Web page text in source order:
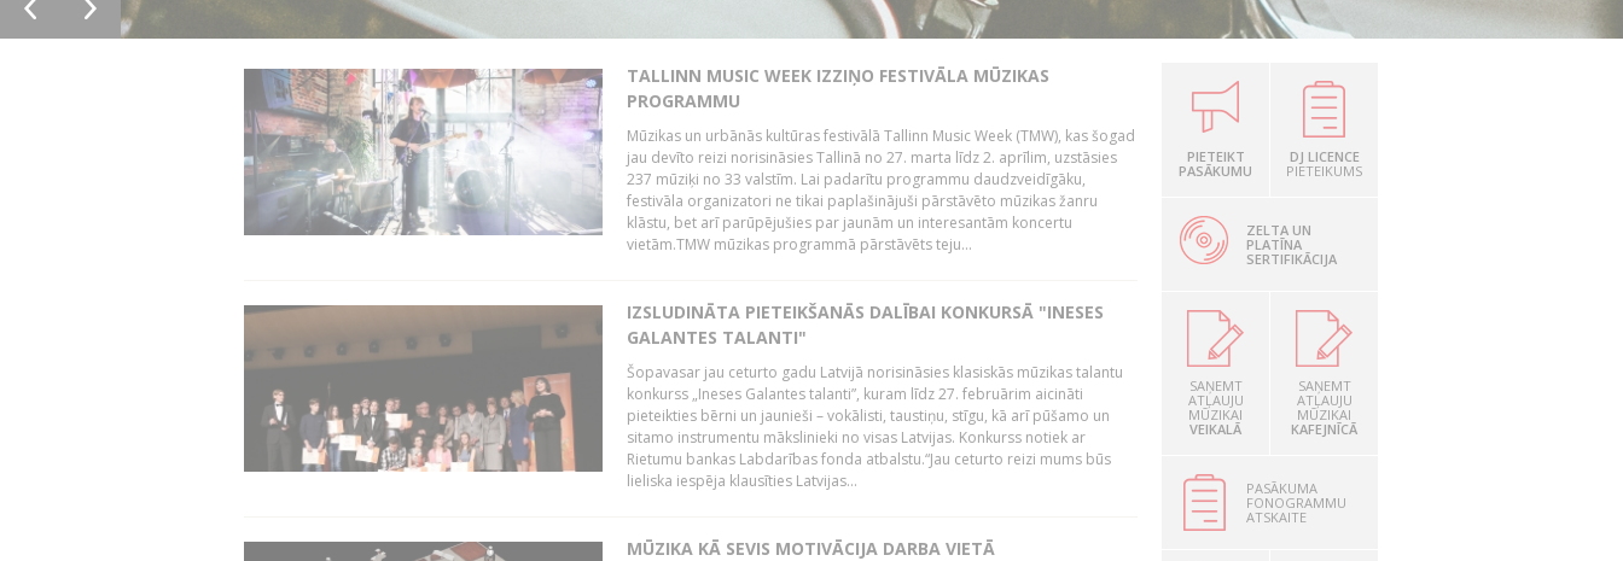
TALLINN MUSIC WEEK IZZIŅO FESTIVĀLA MŪZIKAS
PROGRAMMU
Mūzikas un urbānās kultūras festivālā Tallinn Music Week (TMW), kas šogad
jau devīto reizi norisināsies Tallinā no 27. marta līdz 2. aprīlim, uzstāsies
237 mūziķi no 33 valstīm. Lai padarītu programmu daudzveidīgāku,
festivāla organizatori ne tikai paplašinājuši pārstāvēto mūzikas žanru
klāstu, bet arī parūpējušies par jaunām un interesantām koncertu
vietām.TMW mūzikas programmā pārstāvēts teju...
IZSLUDINĀTA PIETEIKŠANĀS DALĪBAI KONKURSĀ "INESES
GALANTES TALANTI"
Šopavasar jau ceturto gadu Latvijā norisināsies klasiskās mūzikas talantu
konkurss „Ineses Galantes talanti”, kuram līdz 27. februārim aicināti
pieteikties bērni un jaunieši – vokālisti, taustiņu, stīgu, kā arī pūšamo un
sitamo instrumentu mākslinieki no visas Latvijas. Konkurss notiek ar
Rietumu bankas Labdarības fonda atbalstu.“Jau ceturto reizi mums būs
lieliska iespēja klausīties Latvijas...
MŪZIKA KĀ SEVIS MOTIVĀCIJA DARBA VIETĀ
PIETEIKT
PASĀKUMU
DJ LICENCE
PIETEIKUMS
ZELTA UN
PLATĪNA
SERTIFIKĀCIJA
SAŅEMT
ATĻAUJU
MŪZIKAI
VEIKALĀ
SAŅEMT
ATĻAUJU
MŪZIKAI
KAFEJNĪCĀ
PASĀKUMA
FONOGRAMMU
ATSKAITE